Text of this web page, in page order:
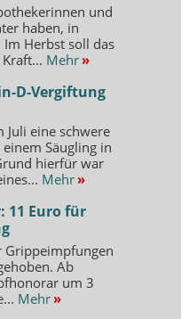
und
haben, in
Herbst soll das
Mehr »
D-Vergiftung
Juli eine schwere
Säugling in
hierfür war
Mehr »
11 Euro für
Grippeimpfungen
Ab
um 3
Mehr »